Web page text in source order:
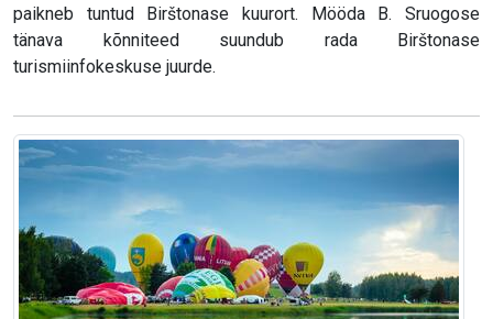
paikneb tuntud Birštonase kuurort. Mööda B. Sruogose
tänava kõnniteed suundub rada Birštonase
turismiinfokeskuse juurde.